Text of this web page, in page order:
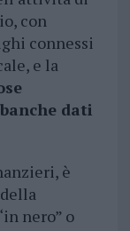
con
connessi
e la
dati
è
nero” o